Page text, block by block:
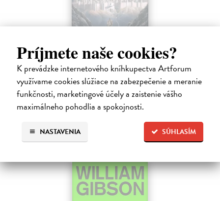
Príjmete naše cookies?
K prevádzke internetového kníhkupectva Artforum
využívame cookies slúžiace na zabezpečenie a meranie
funkčnosti, marketingové účely a zaistenie vášho
maximálneho pohodlia a spokojnosti.
SÚHLASÍM
NASTAVENIA
Pád Gondolinu
Tolkien J.R.R.| Kniha
Legenda o páde Gondolinu hovorí o boji dvoch najväčších mocností
sveta. Zlo predstavuje Morgoth, najhorší zo všetkých, vodca
obrovských armád, ktoré riadi zo svojej železnej pevnosti.
Na sklade ?
18,55 €
19,95 € ?